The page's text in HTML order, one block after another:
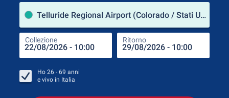
Telluride Regional Airport (Colorado / Stati Uniti d'America)
Collezione Ritorno
Ho 26 - 69 anni
e vivo in Italia